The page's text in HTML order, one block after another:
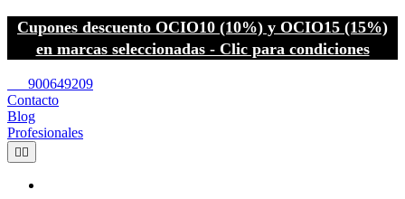
Cupones descuento OCIO10 (10%) y OCIO15 (15%)
en marcas seleccionadas - Clic para condiciones
900649209
Contacto
Blog
Profesionales
 